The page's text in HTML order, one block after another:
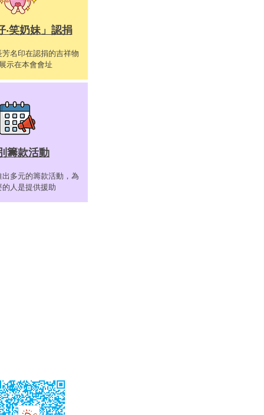
‧笑奶妹」認捐
名印在認捐的吉祥物
示在本會會址
籌款活動
多元的籌款活動，為
的人是提供援助